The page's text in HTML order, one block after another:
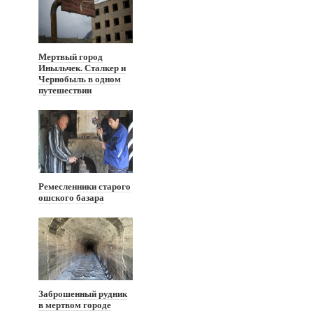
Мертвый город
Иныльчек. Сталкер и
Чернобыль в одном
путешествии
Ремесленники старого
ошского базара
Заброшенный рудник
в мертвом городе